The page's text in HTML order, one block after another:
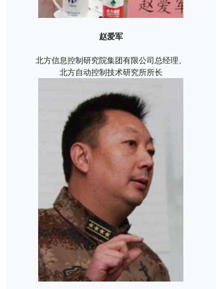
赵爱军
北方信息控制研究院集团有限公司总经理、
北方自动控制技术研究所所长